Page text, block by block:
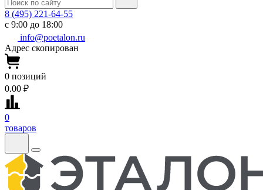
8 (495) 221-64-55
с 9:00 до 18:00
info@poetalon.ru
Адрес скопирован
0 позиций
0.00 ₽
0
товаров